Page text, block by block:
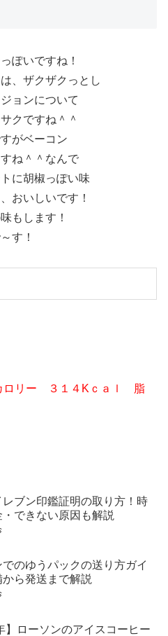
ぽいですね！
、ザクザクっとし
ョンについて
クですね＾＾
がベーコン
ね＾＾なんで
に胡椒っぽい味
おいしいです！
もします！
す！
ロリー ３１４Kｃａｌ 脂
レブン印鑑証明の取り方！時
・できない原因も解説
でのゆうパックの送り方ガイ
から発送まで解説
】ローソンのアイスコーヒー